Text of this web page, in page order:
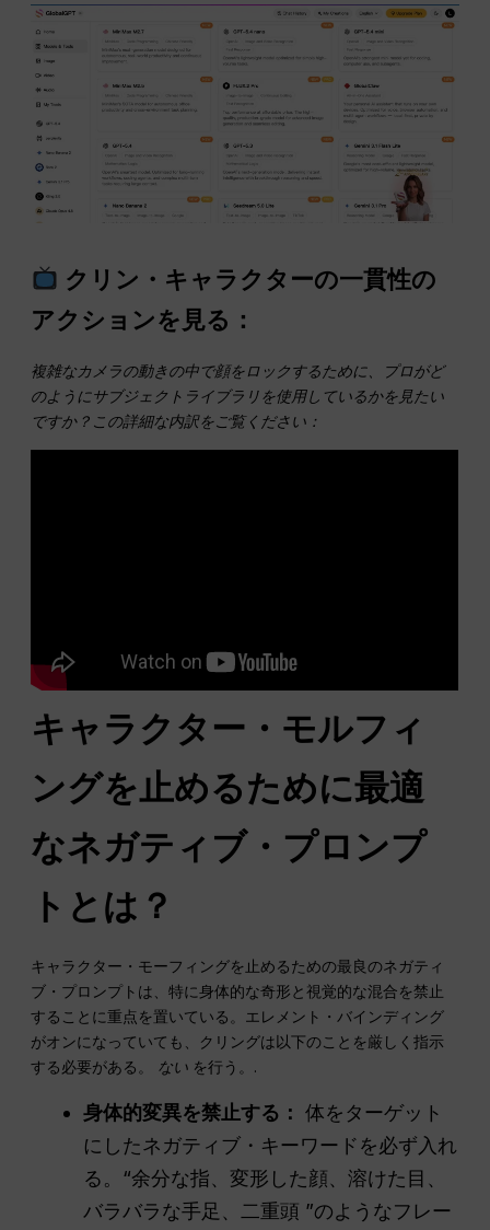
クリン・キャラクターの一貫性の
アクションを見る：
複雑なカメラの動きの中で顔をロックするために、プロがど
のようにサブジェクトライブラリを使用しているかを見たい
ですか？この詳細な内訳をご覧ください：
キャラクター・モルフィ
ングを止めるために最適
なネガティブ・プロンプ
トとは？
キャラクター・モーフィングを止めるための最良のネガティ
ブ・プロンプトは、特に身体的な奇形と視覚的な混合を禁止
することに重点を置いている。エレメント・バインディング
がオンになっていても、クリングは以下のことを厳しく指示
する必要がある。 ない を行う。.
身体的変異を禁止する： 体をターゲット
にしたネガティブ・キーワードを必ず入れ
る。“余分な指、変形した顔、溶けた目、
バラバラな手足、二重頭 ”のようなフレー